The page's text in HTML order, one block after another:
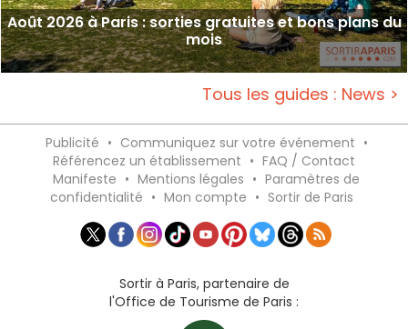
Août 2026 à Paris : sorties gratuites et bons plans du
mois
Tous les guides : News >
Publicité • Communiquez sur votre événement •
Référencez un établissement • FAQ / Contact
Manifeste • Mentions légales • Paramètres de
confidentialité • Mon compte • Sortir de Paris
Sortir à Paris, partenaire de
l'Office de Tourisme de Paris :